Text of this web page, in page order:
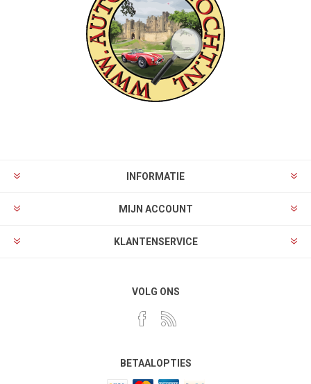
INFORMATIE
MIJN ACCOUNT
KLANTENSERVICE
VOLG ONS
BETAALOPTIES